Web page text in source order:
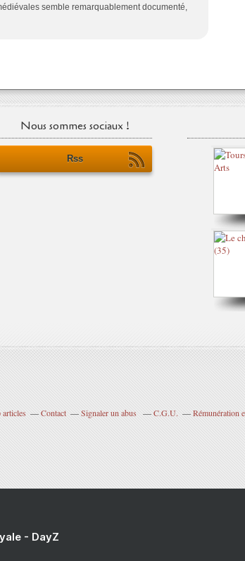
semble remarquablement documenté,
Nous sommes sociaux !
Rss
articles Contact Signaler un abus C.G.U. Rémunération
- DayZ